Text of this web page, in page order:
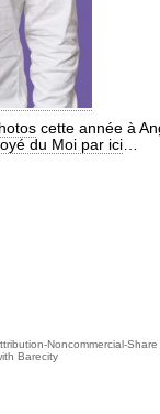
cette année à
du Moi par ici…
Noncommercial-
Barecity